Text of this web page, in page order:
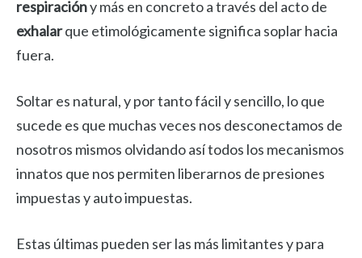
respiracióny más en concreto a través del acto de
exhalarque etimológicamente significa soplar hacia
fuera.
Soltar es natural, y por tanto fácil y sencillo, lo que
sucede es que muchas veces nos desconectamos de
nosotros mismos olvidando así todos los mecanismos
innatos que nos permiten liberarnos de presiones
impuestas y auto impuestas.
Estas últimas pueden ser las más limitantes y para